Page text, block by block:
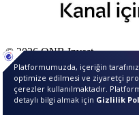
© 2026 QNB Invest,
QNBiştirakidir.